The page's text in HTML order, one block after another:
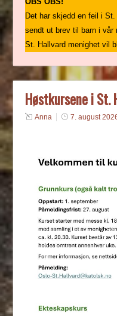
Det har skjedd en feil i
sendt ut brev til barn i vår
St. Hallvard menighet vil
Høstkursene i St.
Anna 7. august